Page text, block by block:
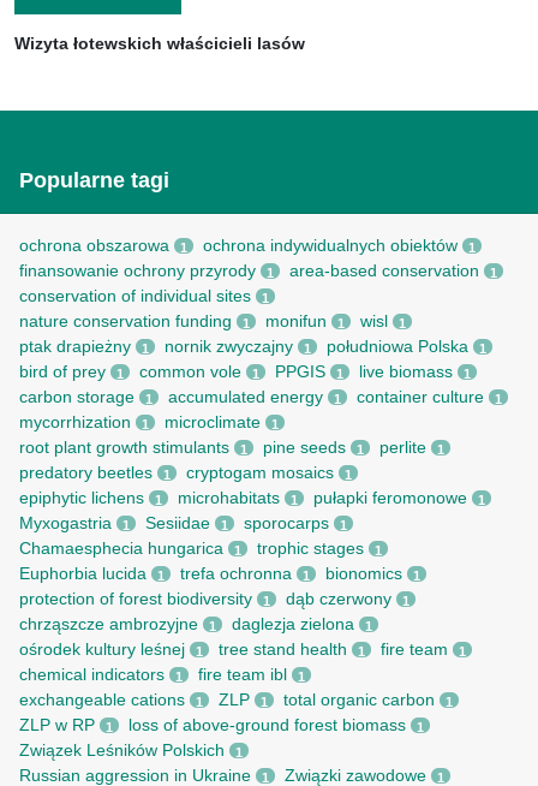
Wizyta łotewskich właścicieli lasów
Popularne tagi
ochrona obszarowa 1 ochrona indywidualnych obiektów 1
finansowanie ochrony przyrody 1 area-based conservation 1
conservation of individual sites 1
nature conservation funding 1 monifun 1 wisl 1
ptak drapieżny 1 nornik zwyczajny 1 południowa Polska 1
bird of prey 1 common vole 1 PPGIS 1 live biomass 1
carbon storage 1 accumulated energy 1 container culture 1
mycorrhization 1 microclimate 1
root рlant growth stimulants 1 pine seeds 1 perlite 1
predatory beetles 1 cryptogam mosaics 1
epiphytic lichens 1 microhabitats 1 pułapki feromonowe 1
Myxogastria 1 Sesiidae 1 sporocarps 1
Chamaesphecia hungarica 1 trophic stages 1
Euphorbia lucida 1 trefa ochronna 1 bionomics 1
protection of forest biodiversity 1 dąb czerwony 1
chrząszcze ambrozyjne 1 daglezja zielona 1
ośrodek kultury leśnej 1 tree stand health 1 fire team 1
chemical indicators 1 fire team ibl 1
exchangeable cations 1 ZLP 1 total organic carbon 1
ZLP w RP 1 loss of above-ground forest biomass 1
Związek Leśników Polskich 1
Russian aggression in Ukraine 1 Związki zawodowe 1